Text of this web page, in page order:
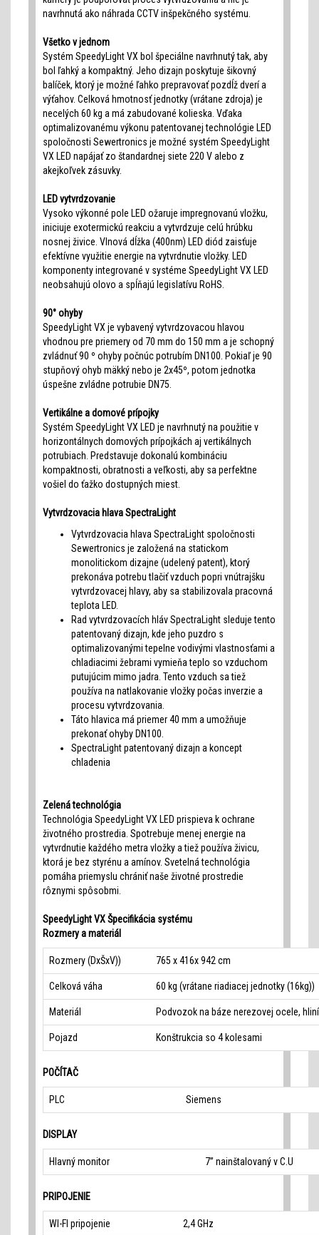
navrhnutá ako náhrada CCTV inšpekčného systému.
Všetko v jednom
Systém SpeedyLight VX bol špeciálne navrhnutý tak, aby
bol ľahký a kompaktný. Jeho dizajn poskytuje šikovný
balíček, ktorý je možné ľahko prepravovať pozdĺž dverí a
výťahov. Celková hmotnosť jednotky (vrátane zdroja) je
necelých 60 kg a má zabudované kolieska. Vďaka
optimalizovanému výkonu patentovanej technológie LED
spoločnosti Sewertronics je možné systém SpeedyLight
VX LED napájať zo štandardnej siete 220 V alebo z
akejkoľvek zásuvky.
LED vytvrdzovanie
Vysoko výkonné pole LED ožaruje impregnovanú vložku,
iniciuje exotermickú reakciu a vytvrdzuje celú hrúbku
nosnej živice. Vlnová dĺžka (400nm) LED diód zaisťuje
efektívne využitie energie na vytvrdnutie vložky. LED
komponenty integrované v systéme SpeedyLight VX LED
neobsahujú olovo a spĺňajú legislatívu RoHS.
90° ohyby
SpeedyLight VX je vybavený vytvrdzovacou hlavou
vhodnou pre priemery od 70 mm do 150 mm a je schopný
zvládnuť 90 º ohyby počnúc potrubím DN100. Pokiaľ je 90
stupňový ohyb mäkký nebo je 2x45º, potom jednotka
úspešne zvládne potrubie DN75.
Vertikálne a domové prípojky
Systém SpeedyLight VX LED je navrhnutý na použitie v
horizontálnych domových prípojkách aj vertikálnych
potrubiach. Predstavuje dokonalú kombináciu
kompaktnosti, obratnosti a veľkosti, aby sa perfektne
vošiel do ťažko dostupných miest.
Vytvrdzovacia hlava SpectraLight
Vytvrdzovacia hlava SpectraLight spoločnosti
Sewertronics je založená na statickom
monolitickom dizajne (udelený patent), ktorý
prekonáva potrebu tlačiť vzduch popri vnútrajšku
vytvrdzovacej hlavy, aby sa stabilizovala pracovná
teplota LED.
Rad vytvrdzovacích hláv SpectraLight sleduje tento
patentovaný dizajn, kde jeho puzdro s
optimalizovanými tepelne vodivými vlastnosťami a
chladiacimi žebrami vymieňa teplo so vzduchom
putujúcim mimo jadra. Tento vzduch sa tiež
používa na natlakovanie vložky počas inverzie a
procesu vytvrdzovania.
Táto hlavica má priemer 40 mm a umožňuje
prekonať ohyby DN100.
SpectraLight patentovaný dizajn a koncept
chladenia
Zelená technológia
Technológia SpeedyLight VX LED prispieva k ochrane
životného prostredia. Spotrebuje menej energie na
vytvrdnutie každého metra vložky a tiež používa živicu,
ktorá je bez styrénu a amínov. Svetelná technológia
pomáha priemyslu chrániť naše životné prostredie
rôznymi spôsobmi.
SpeedyLight VX Špecifikácia systému
Rozmery a materiál
Rozmery (DxŠxV)) 765 x 416x 942 cm
Celková váha 60 kg (vrátane riadiacej jednotky (16kg))
Materiál Podvozok na báze nerezovej ocele,
Pojazd Konštrukcia so 4 kolesami
POČÍTAČ
PLC Siemens
DISPLAY
Hlavný monitor 7” nainštalovaný v C.U
PRIPOJENIE
WI-FI pripojenie 2,4 GHz